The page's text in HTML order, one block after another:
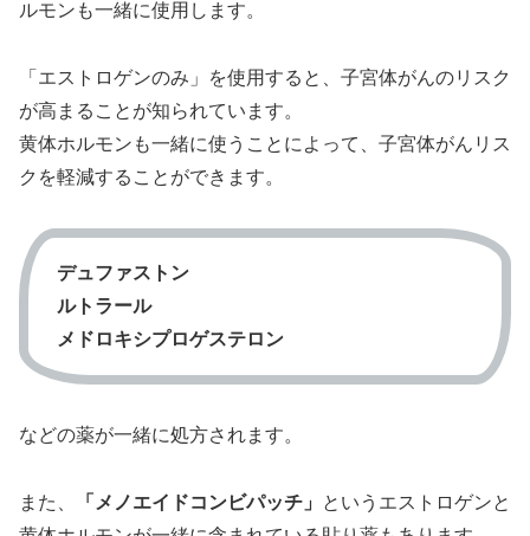
ルモンも一緒に使用します。
「エストロゲンのみ」を使用すると、子宮体がんのリスク
が高まることが知られています。
黄体ホルモンも一緒に使うことによって、子宮体がんリス
クを軽減することができます。
デュファストン
ルトラール
メドロキシプロゲステロン
などの薬が一緒に処方されます。
また、 「メノエイドコンビパッチ」
というエストロゲンと